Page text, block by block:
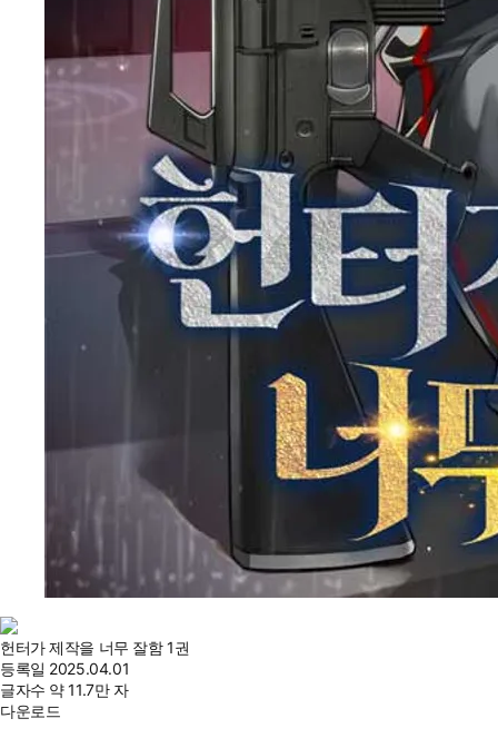
헌터가 제작을 너무 잘함 1권
등록일 2025.04.01
글자수 약 11.7만 자
다운로드